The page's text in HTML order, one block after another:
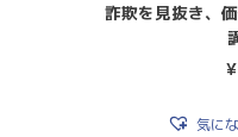
詐欺を見抜き、
¥
気に